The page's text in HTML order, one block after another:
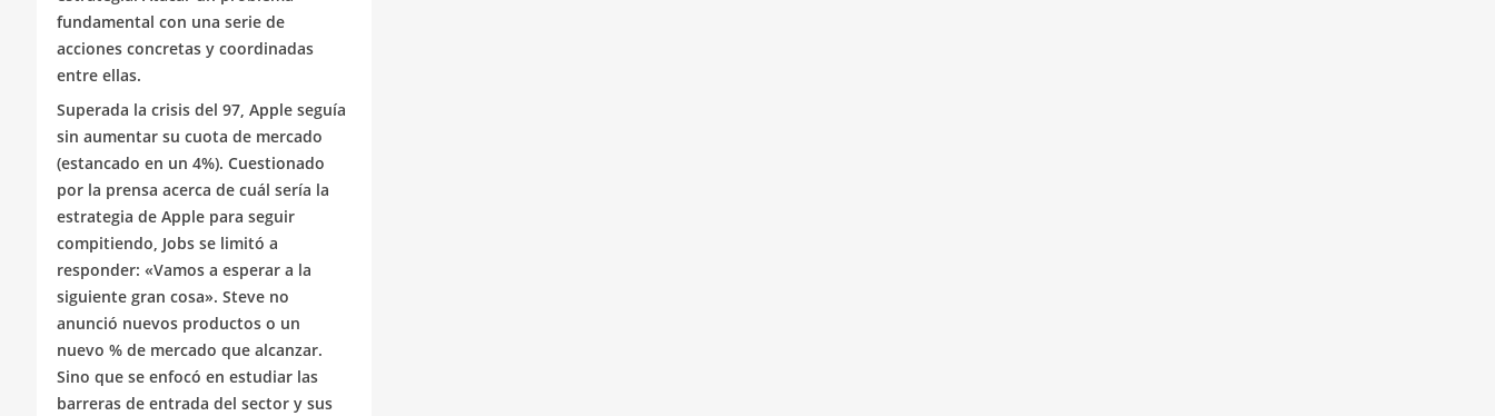
fundamental con una serie de
acciones concretas y coordinadas
entre ellas.
Superada la crisis del 97, Apple seguía
sin aumentar su cuota de mercado
(estancado en un 4%). Cuestionado
por la prensa acerca de cuál sería la
estrategia de Apple para seguir
compitiendo, Jobs se limitó a
responder: «Vamos a esperar a la
siguiente gran cosa». Steve no
anunció nuevos productos o un
nuevo % de mercado que alcanzar.
Sino que se enfocó en estudiar las
barreras de entrada del sector y sus